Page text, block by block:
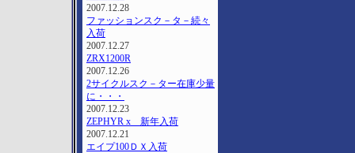
2007.12.28
ファッションスク－タ－続々
入荷
2007.12.27
ZRX1200R
2007.12.26
2サイクルスク－ター在庫少量
に・・・
2007.12.23
ZEPHYR x 新年入荷
2007.12.21
エイプ100ＤＸ入荷